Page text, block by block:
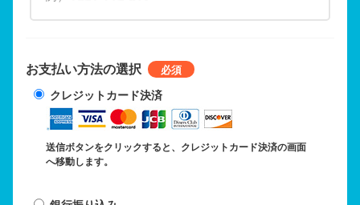
お支払い方法の選択
クレジットカード決済
送信ボタンをクリックすると、クレジットカード決済の画面
へ移動します。